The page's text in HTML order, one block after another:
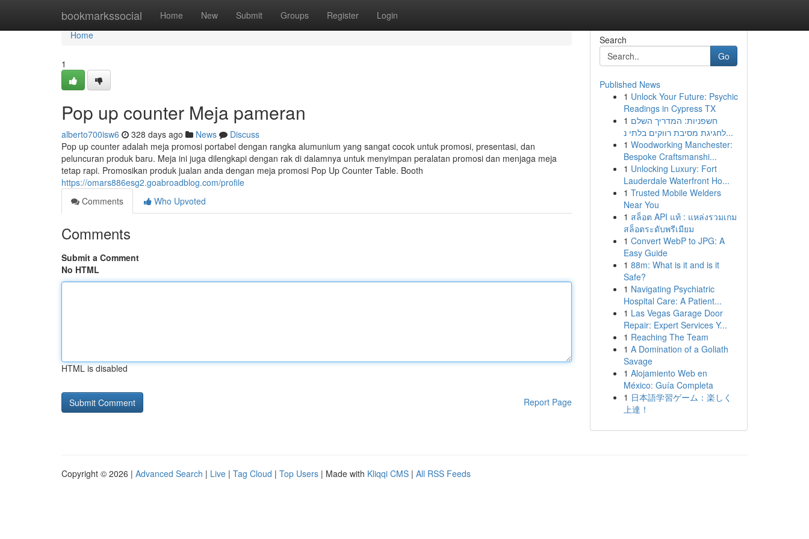
bookmarkssocial Home New Submit Groups Register Login
Home
Home
1
Pop up counter Meja pameran
alberto700isw6 328 days ago News
Discuss
Pop up counter adalah meja promosi portabel dengan rangka alumunium yang sangat cocok untuk promosi, presentasi, dan
peluncuran produk baru. Meja ini juga dilengkapi dengan rak di dalamnya untuk menyimpan peralatan promosi dan menjaga meja
tetap rapi. Promosikan produk jualan anda dengan meja promosi Pop Up Counter Table. Booth
https://omars886esg2.goabroadblog.com/profile
Comments
Who Upvoted
Comments
Submit a Comment
No HTML
HTML is disabled
Report Page
Search
Go
Published News
1 Unlock Your Future: Psychic
Readings in Cypress TX
1 חשפניות: המדריך השלם
לחגיגת מסיבת רווקים בלתי נ...
1 Woodworking Manchester:
Bespoke Craftsmanshi...
1 Unlocking Luxury: Fort
Lauderdale Waterfront Ho...
1 Trusted Mobile Welders
Near You
1 สล็อต API แท้ : แหล่งรวมเกม
สล็อตระดับพรีเมียม
1 Convert WebP to JPG: A
Easy Guide
1 88m: What is it and is it
Safe?
1 Navigating Psychiatric
Hospital Care: A Patient...
1 Las Vegas Garage Door
Repair: Expert Services Y...
1 Reaching The Team
1 A Domination of a Goliath
Savage
1 Alojamiento Web en
México: Guía Completa
1 日本語学習ゲーム：楽しく
上達！
Copyright © 2026 | Advanced Search | Live | Tag Cloud | Top Users | Made with Kliqqi CMS | All RSS Feeds